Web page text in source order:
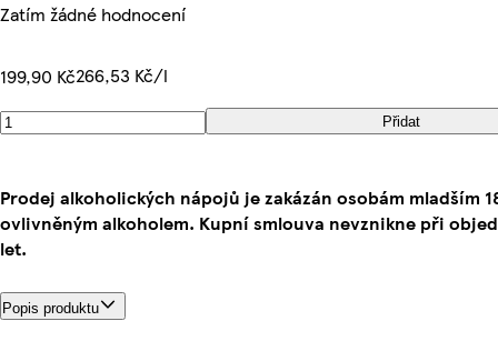
Zatím žádné hodnocení
199,90 Kč266,53 Kč/l
Přidat
Prodej alkoholických nápojů je zakázán osobám mladším
ovlivněným alkoholem. Kupní smlouva nevznikne při
let.
Popis produktu